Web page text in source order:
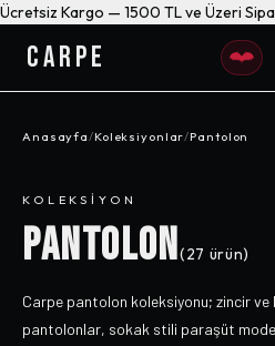
Ücretsiz Kargo — 1500 TL ve Üzeri
CARPE
Anasayfa/Koleksiyonlar/Pantolon
KOLEKSIYON
PANTOLON(27 ürün)
Carpe pantolon koleksiyonu; zincir
pantolonlar, sokak stili paraşüt